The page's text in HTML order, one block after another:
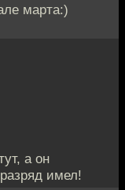
марта:)
а он
имел!